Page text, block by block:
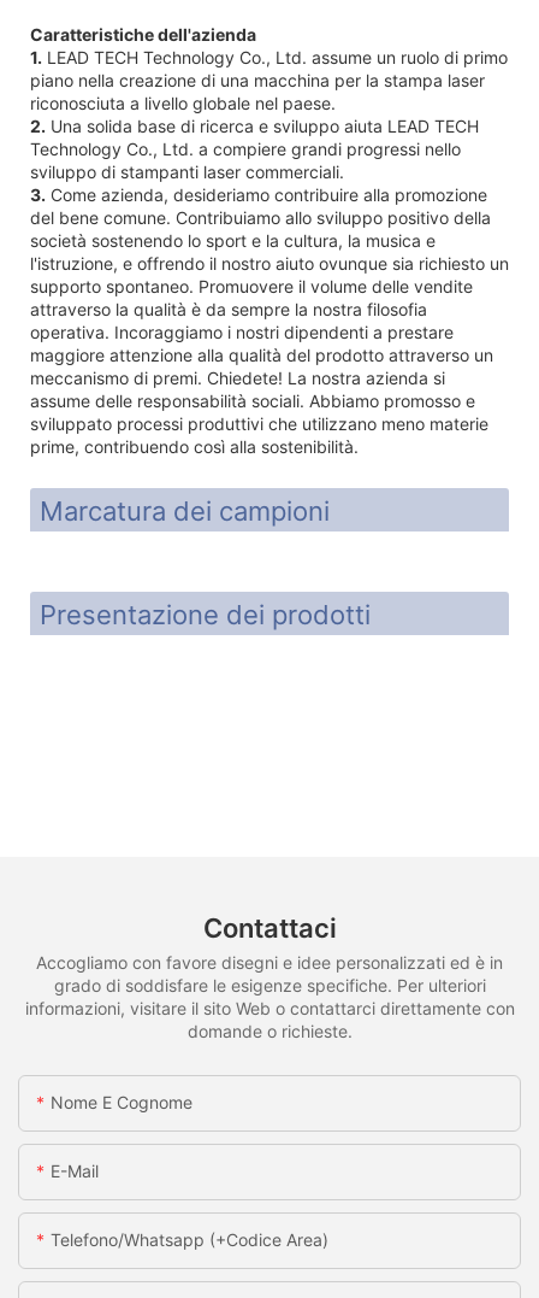
Caratteristiche dell'azienda
1. LEAD TECH Technology Co., Ltd. assume un ruolo di primo
piano nella creazione di una macchina per la stampa laser
riconosciuta a livello globale nel paese.
2. Una solida base di ricerca e sviluppo aiuta LEAD TECH
Technology Co., Ltd. a compiere grandi progressi nello
sviluppo di stampanti laser commerciali.
3. Come azienda, desideriamo contribuire alla promozione
del bene comune. Contribuiamo allo sviluppo positivo della
società sostenendo lo sport e la cultura, la musica e
l'istruzione, e offrendo il nostro aiuto ovunque sia richiesto un
supporto spontaneo. Promuovere il volume delle vendite
attraverso la qualità è da sempre la nostra filosofia
operativa. Incoraggiamo i nostri dipendenti a prestare
maggiore attenzione alla qualità del prodotto attraverso un
meccanismo di premi. Chiedete! La nostra azienda si
assume delle responsabilità sociali. Abbiamo promosso e
sviluppato processi produttivi che utilizzano meno materie
prime, contribuendo così alla sostenibilità.
Marcatura dei campioni
Presentazione dei prodotti
Contattaci
Accogliamo con favore disegni e idee personalizzati ed è in
grado di soddisfare le esigenze specifiche. Per ulteriori
informazioni, visitare il sito Web o contattarci direttamente con
domande o richieste.
Nome E Cognome
E-Mail
Telefono/whatsapp (+codice Area)